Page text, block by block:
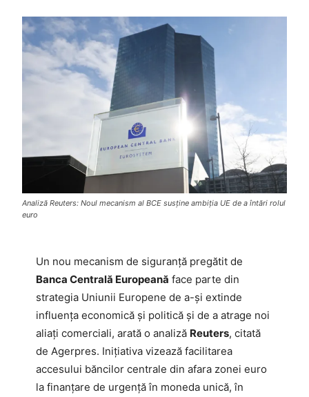
Analiză Reuters: Noul mecanism al BCE susține ambiția UE de a întări rolul
euro
Un nou mecanism de siguranță pregătit de
Banca Centrală Europeană face parte din
strategia Uniunii Europene de a-și extinde
influența economică și politică și de a atrage noi
aliați comerciali, arată o analiză Reuters, citată
de Agerpres. Inițiativa vizează facilitarea
accesului băncilor centrale din afara zonei euro
la finanțare de urgență în moneda unică, în